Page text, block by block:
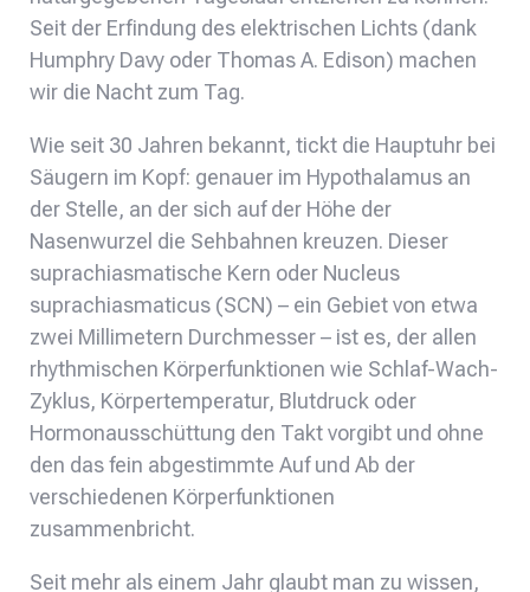
Seit der Erfindung des elektrischen Lichts (dank
Humphry Davy oder Thomas A. Edison) machen
wir die Nacht zum Tag.
Wie seit 30 Jahren bekannt, tickt die Hauptuhr bei
Säugern im Kopf: genauer im Hypothalamus an
der Stelle, an der sich auf der Höhe der
Nasenwurzel die Sehbahnen kreuzen. Dieser
suprachiasmatische Kern oder Nucleus
suprachiasmaticus (SCN) – ein Gebiet von etwa
zwei Millimetern Durchmesser – ist es, der allen
rhythmischen Körperfunktionen wie Schlaf-Wach-
Zyklus, Körpertemperatur, Blutdruck oder
Hormonausschüttung den Takt vorgibt und ohne
den das fein abgestimmte Auf und Ab der
verschiedenen Körperfunktionen
zusammenbricht.
Seit mehr als einem Jahr glaubt man zu wissen,